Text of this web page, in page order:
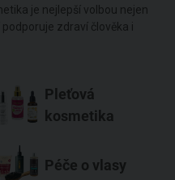
je nejlepší volbou nejen
zdraví člověka i
Pleťová
kosmetika
Péče o vlasy